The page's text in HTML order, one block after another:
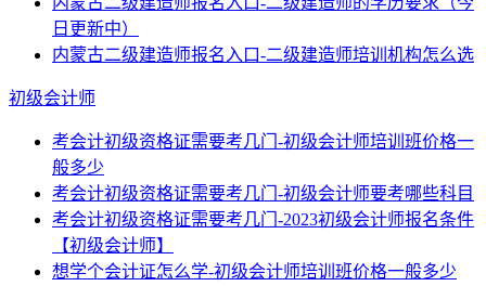
日更新中）
内蒙古二级建造师报名入口-二级建造师培训机构怎么选
初级会计师
考会计初级资格证需要考几门-初级会计师培训班价格一
般多少
考会计初级资格证需要考几门-初级会计师要考哪些科目
考会计初级资格证需要考几门-2023初级会计师报名条件
【初级会计师】
想学个会计证怎么学-初级会计师培训班价格一般多少